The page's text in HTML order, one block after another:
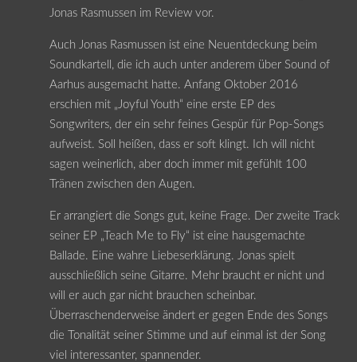
Jonas Rasmussen im Review vor.
Auch Jonas Rasmussen ist eine Neuentdeckung beim
Soundkartell, die ich auch unter anderem über Sound of
Aarhus ausgemacht hatte. Anfang Oktober 2016
erschien mit „Joyful Youth“ eine erste EP des
Songwriters, der ein sehr feines Gespür für Pop-Songs
aufweist. Soll heißen, dass er soft klingt. Ich will nicht
sagen weinerlich, aber doch immer mit gefühlt 100
Tränen zwischen den Augen.
Er arrangiert die Songs gut, keine Frage. Der zweite Track
seiner EP „Teach Me to Fly“ ist eine hausgemachte
Ballade. Eine wahre Liebeserklärung. Jonas spielt
ausschließlich seine Gitarre. Mehr braucht er nicht und
will er auch gar nicht brauchen scheinbar.
Überraschenderweise ändert er gegen Ende des Songs
die Tonalität seiner Stimme und auf einmal ist der Song
viel interessanter, spannender.